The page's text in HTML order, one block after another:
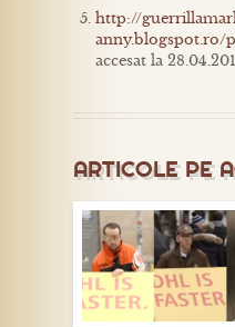
http://
anny.blogspot.ro/
accesat la
ARTICOLE PE